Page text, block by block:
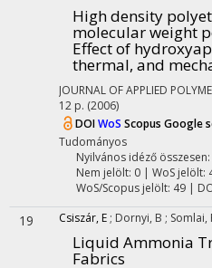
High density
molecular weight
Effect of
thermal, and
JOURNAL OF APPLIED
12 p. (2006)
DOIWoS Scopus Google
Tudományos
Nyilvános idéző
Nem jelölt: 0 | WoS jelölt:
WoS/Scopus jelölt: 49 |
19 Csiszár, E ; Dornyi, B ; Somlai,
Liquid Ammonia
Fabrics